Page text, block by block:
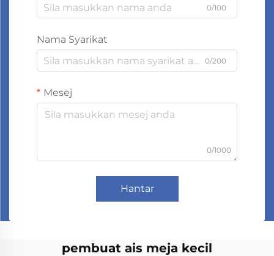
0/100
Nama Syarikat
0/200
Mesej
0/1000
Hantar
pembuat ais meja kecil